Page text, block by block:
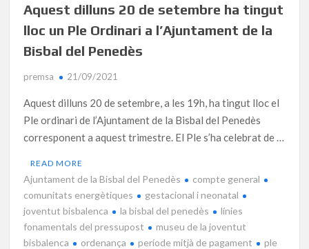
Aquest dilluns 20 de setembre ha tingut
lloc un Ple Ordinari a l’Ajuntament de la
Bisbal del Penedès
premsa 21/09/2021
Aquest dilluns 20 de setembre, a les 19h, ha tingut lloc el
Ple ordinari de l’Ajuntament de la Bisbal del Penedès
corresponent a aquest trimestre. El Ple s’ha celebrat de …
READ MORE
Ajuntament de la Bisbal del Penedès
compte general
comunitats energètiques
gestacional i neonatal
joventut bisbalenca
la bisbal del penedès
línies
fonamentals del pressupost
museu de la joventut
bisbalenca
ordenança període mitjà de pagament
ple